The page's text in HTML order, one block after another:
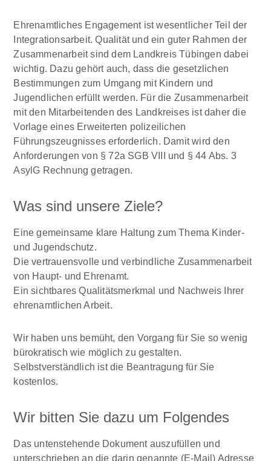
Ehrenamtliches Engagement ist wesentlicher Teil der
Integrationsarbeit. Qualität und ein guter Rahmen der
Zusammenarbeit sind dem Landkreis Tübingen dabei
wichtig. Dazu gehört auch, dass die gesetzlichen
Bestimmungen zum Umgang mit Kindern und
Jugendlichen erfüllt werden. Für die Zusammenarbeit
mit den Mitarbeitenden des Landkreises ist daher die
Vorlage eines Erweiterten polizeilichen
Führungszeugnisses erforderlich. Damit wird den
Anforderungen von § 72a SGB VIII und § 44 Abs. 3
AsylG Rechnung getragen.
Was sind unsere Ziele?
Eine gemeinsame klare Haltung zum Thema Kinder-
und Jugendschutz.
Die vertrauensvolle und verbindliche Zusammenarbeit
von Haupt- und Ehrenamt.
Ein sichtbares Qualitätsmerkmal und Nachweis Ihrer
ehrenamtlichen Arbeit.
Wir haben uns bemüht, den Vorgang für Sie so wenig
bürokratisch wie möglich zu gestalten.
Selbstverständlich ist die Beantragung für Sie
kostenlos.
Wir bitten Sie dazu um Folgendes
Das untenstehende Dokument auszufüllen und
unterschrieben an die darin genannte (E-Mail) Adresse